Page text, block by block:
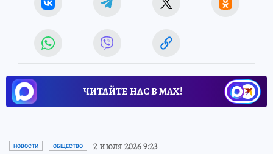
ЧИТАЙТЕ НАС В МАХ!
НОВОСТИ ОБЩЕСТВО 2 июля 2026 9:23